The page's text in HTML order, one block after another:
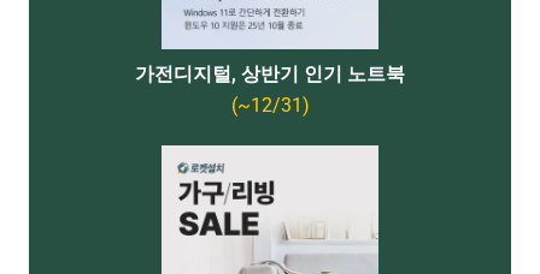
가전디지털, 상반기 인기 노트북
(~12/31)